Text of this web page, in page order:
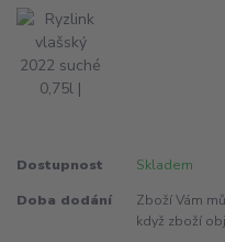
Dostupnost Skladem
Doba dodání
Zboží Vám
když zboží